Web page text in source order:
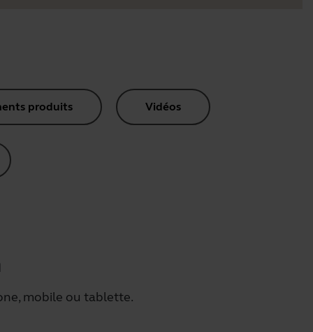
produits Vidéos
mobile ou tablette.